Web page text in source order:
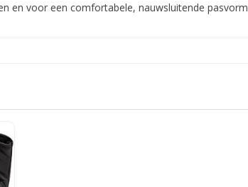
en voor een comfortabele, nauwsluitende pasvorm